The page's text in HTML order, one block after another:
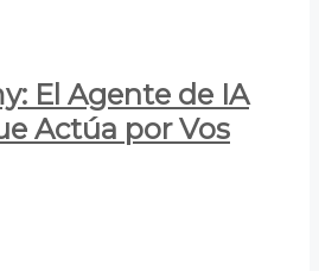
El Agente de IA
Actúa por Vos